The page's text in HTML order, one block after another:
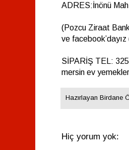
ADRES:İnönü
(Pozcu Ziraat
ve
SİPARİŞ TEL:
mersin ev
Hazırlayan Birdane
Hiç yorum yok: